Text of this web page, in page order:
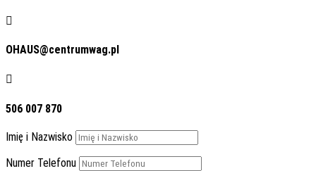

OHAUS@centrumwag.pl

506 007 870
Imię i Nazwisko
Numer Telefonu